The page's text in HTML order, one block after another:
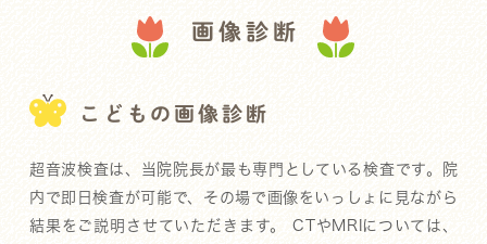
画像診断
こどもの画像診断
超音波検査は、当院院長が最も専門としている検査です。院
内で即日検査が可能で、その場で画像をいっしょに見ながら
結果をご説明させていただきます。 CTやMRIについては、